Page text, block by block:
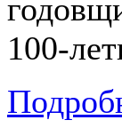
100-